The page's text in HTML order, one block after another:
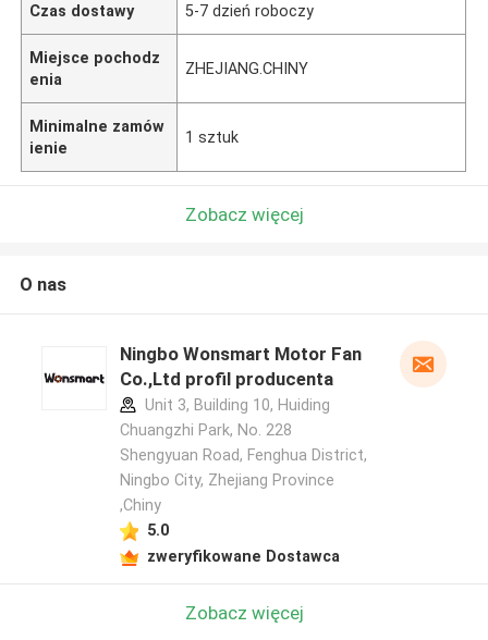
Czas dostawy 5-7 dzień roboczy
Miejsce pochodz
enia
ZHEJIANG.CHINY
Minimalne zamów
ienie
1 sztuk
Zobacz więcej
O nas
Ningbo Wonsmart Motor Fan
Co.,Ltd profil producenta
Unit 3, Building 10, Huiding
Chuangzhi Park, No. 228
Shengyuan Road, Fenghua District,
Ningbo City, Zhejiang Province
,Chiny
5.0
zweryfikowane Dostawca
Zobacz więcej